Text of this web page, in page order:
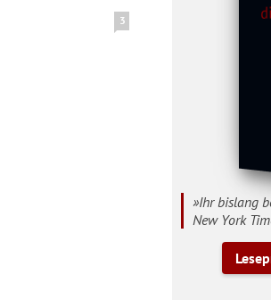
3
»Ihr bislang
New York